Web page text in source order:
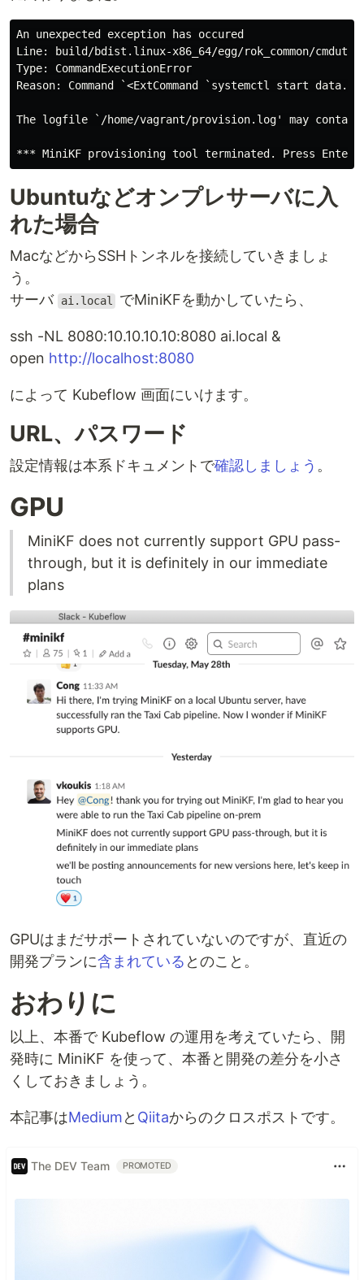
An unexpected exception has occured
Line: build/bdist.linux-x86_64/egg/rok_common/
Type: CommandExecutionError
Reason: Command `<ExtCommand `systemctl start
The logfile `/home/vagrant/provision.log' may
Ubuntuなどオンプレサーバに入
れた場合
MacなどからSSHトンネルを接続していきましょ
う。
サーバ ai.local でMiniKFを動かしていたら、
ssh -NL 8080:10.10.10.10:8080 ai.local &
open http://localhost:8080
によって Kubeflow 画面にいけます。
URL、パスワード
設定情報は本系ドキュメントで確認しましょう 。
GPU
MiniKF does not currently support GPU pass-
through, but it is definitely in our immediate
plans
GPUはまだサポートされていないのですが、直近の
開発プランに含まれている とのこと。
おわりに
以上、本番で Kubeflow の運用を考えていたら、開
発時に MiniKF を使って、本番と開発の差分を小さ
くしておきましょう。
本記事はMediumと Qiitaからのクロスポストです。
The DEV Team PROMOTED